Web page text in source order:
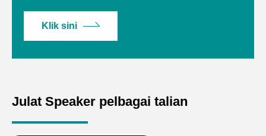
Klik sini
Julat Speaker pelbagai talian